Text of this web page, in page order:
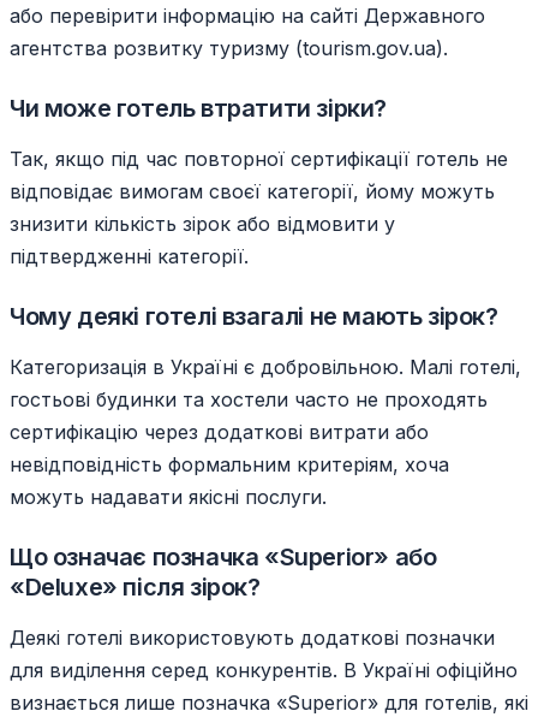
або перевірити інформацію на сайті Державного
агентства розвитку туризму (tourism.gov.ua).
Чи може готель втратити зірки?
Так, якщо під час повторної сертифікації готель не
відповідає вимогам своєї категорії, йому можуть
знизити кількість зірок або відмовити у
підтвердженні категорії.
Чому деякі готелі взагалі не мають зірок?
Категоризація в Україні є добровільною. Малі готелі,
гостьові будинки та хостели часто не проходять
сертифікацію через додаткові витрати або
невідповідність формальним критеріям, хоча
можуть надавати якісні послуги.
Що означає позначка «Superior» або
«Deluxe» після зірок?
Деякі готелі використовують додаткові позначки
для виділення серед конкурентів. В Україні офіційно
визнається лише позначка «Superior» для готелів, які